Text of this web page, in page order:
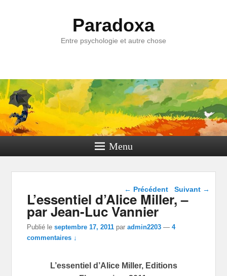
Paradoxa
Entre psychologie et autre chose
Menu
Navigation dans les
← Précédent Suivant →
L’essentiel d’Alice Miller, –
par Jean-Luc Vannier
Publié leseptembre 17, 2011 paradmin2203 —4
commentaires ↓
L’essentiel d’Alice Miller, Editions